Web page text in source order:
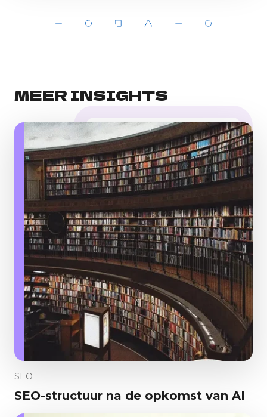
MEER INSIGHTS
SEO
SEO-structuur na de opkomst van AI